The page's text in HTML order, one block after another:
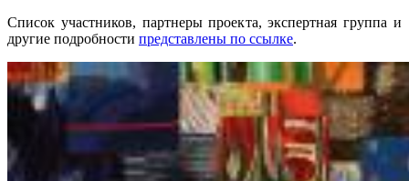
Список участников, партнеры проекта, экспертная группа и
другие подробности представлены по ссылке.